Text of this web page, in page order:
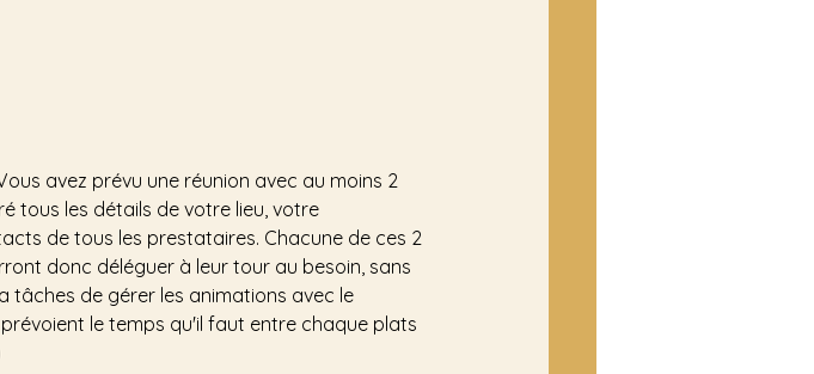
avez prévu une réunion avec au moins 2
tous les détails de votre lieu, votre
de tous les prestataires. Chacune de ces 2
donc déléguer à leur tour au besoin, sans
tâches de gérer les animations avec le
le temps qu'il faut entre chaque plats